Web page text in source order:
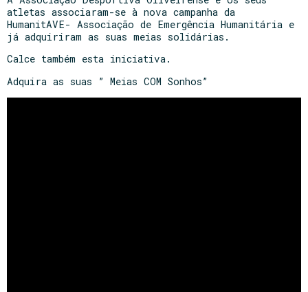
atletas associaram-se à nova campanha da
HumanitAVE- Associação de Emergência Humanitária e
já adquiriram as suas meias solidárias.
Calce também esta iniciativa.
Adquira as suas ” Meias COM Sonhos”